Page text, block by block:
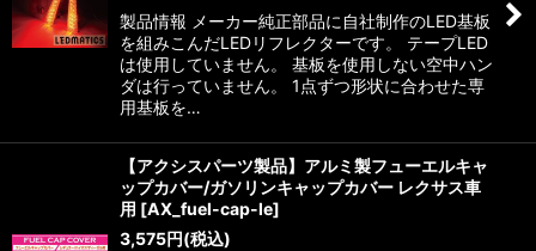
製品情報 メーカー純正部品に自社制作のLED基板
を組みこんだLEDリフレクターです。 テープLED
は使用していません。 基板を使用しない空中ハン
ダは行っていません。 1点ずつ形状に合わせた専
用基板を…
【アクシスパーツ製品】アルミ製フューエルキャ
ップカバー/ガソリンキャップカバー レクサス車
用 [AX_fuel-cap-le]
3,575円(税込)